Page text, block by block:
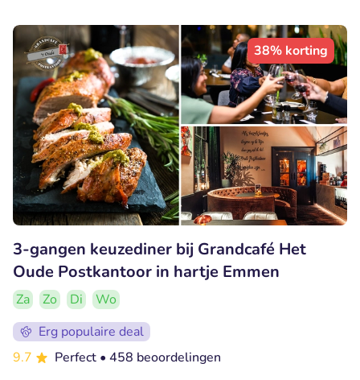
38% korting
3-gangen keuzediner bij Grandcafé Het
Oude Postkantoor in hartje Emmen
Za Zo Di
Wo
Erg populaire deal
9.7
Perfect • 458 beoordelingen